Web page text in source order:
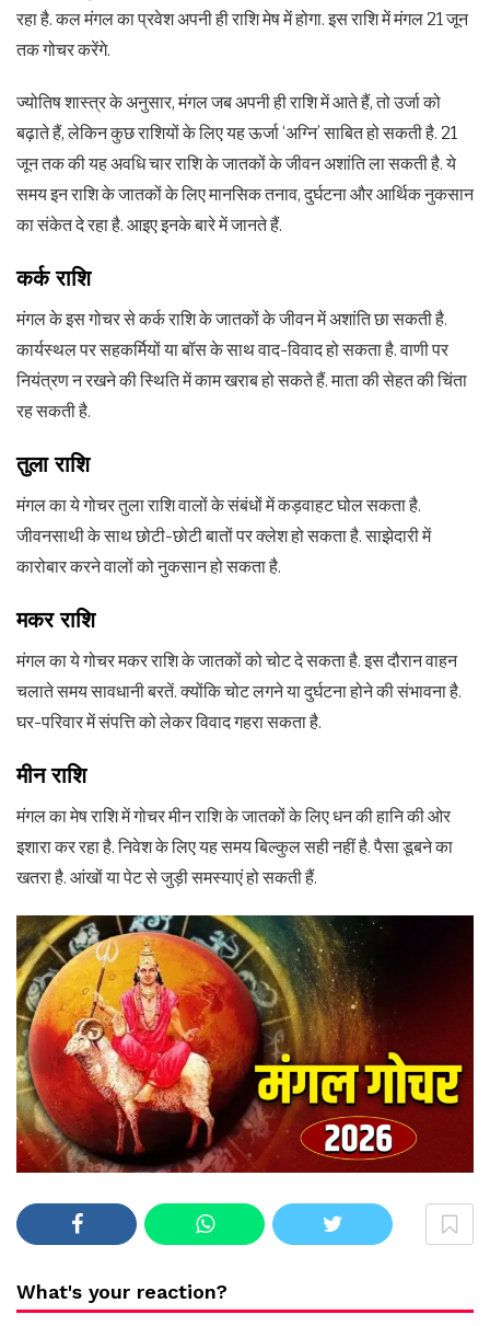
रहा है. कल मंगल का प्रवेश अपनी ही राशि मेष में होगा. इस राशि में मंगल 21 जून
तक गोचर करेंगे.
ज्योतिष शास्त्र के अनुसार, मंगल जब अपनी ही राशि में आते हैं, तो उर्जा को
बढ़ाते हैं, लेकिन कुछ राशियों के लिए यह ऊर्जा ‘अग्नि’ साबित हो सकती है. 21
जून तक की यह अवधि चार राशि के जातकों के जीवन अशांति ला सकती है. ये
समय इन राशि के जातकों के लिए मानसिक तनाव, दुर्घटना और आर्थिक नुकसान
का संकेत दे रहा है. आइए इनके बारे में जानते हैं.
कर्क राशि
मंगल के इस गोचर से कर्क राशि के जातकों के जीवन में अशांति छा सकती है.
कार्यस्थल पर सहकर्मियों या बॉस के साथ वाद-विवाद हो सकता है. वाणी पर
नियंत्रण न रखने की स्थिति में काम खराब हो सकते हैं. माता की सेहत की चिंता
रह सकती है.
तुला राशि
मंगल का ये गोचर तुला राशि वालों के संबंधों में कड़वाहट घोल सकता है.
जीवनसाथी के साथ छोटी-छोटी बातों पर क्लेश हो सकता है. साझेदारी में
कारोबार करने वालों को नुकसान हो सकता है.
मकर राशि
मंगल का ये गोचर मकर राशि के जातकों को चोट दे सकता है. इस दौरान वाहन
चलाते समय सावधानी बरतें. क्योंकि चोट लगने या दुर्घटना होने की संभावना है.
घर-परिवार में संपत्ति को लेकर विवाद गहरा सकता है.
मीन राशि
मंगल का मेष राशि में गोचर मीन राशि के जातकों के लिए धन की हानि की ओर
इशारा कर रहा है. निवेश के लिए यह समय बिल्कुल सही नहीं है. पैसा डूबने का
खतरा है. आंखों या पेट से जुड़ी समस्याएं हो सकती हैं.
What's your reaction?